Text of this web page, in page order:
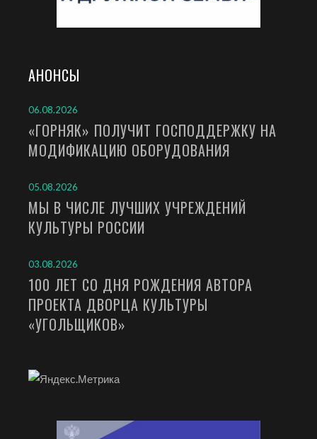
АНОНСЫ
06.08.2026
«ГОРНЯК» ПОЛУЧИТ ГОСПОДДЕРЖКУ НА
МОДИФИКАЦИЮ ОБОРУДОВАНИЯ
05.08.2026
МЫ В ЧИСЛЕ ЛУЧШИХ УЧРЕЖДЕНИЙ
КУЛЬТУРЫ РОССИИ
03.08.2026
100 ЛЕТ СО ДНЯ РОЖДЕНИЯ АВТОРА
ПРОЕКТА ДВОРЦА КУЛЬТУРЫ
«УГОЛЬЩИКОВ»